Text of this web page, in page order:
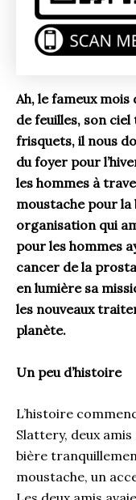
Ah, le fameux mois
de feuilles, son
frisquets, il nous
du foyer pour
les hommes à
moustache pour la
organisation qui
pour les hommes
cancer de la
en lumière sa
les nouveaux
planète.
Un peu d’histoire
L’histoire
Slattery, deux
bière
moustache, un